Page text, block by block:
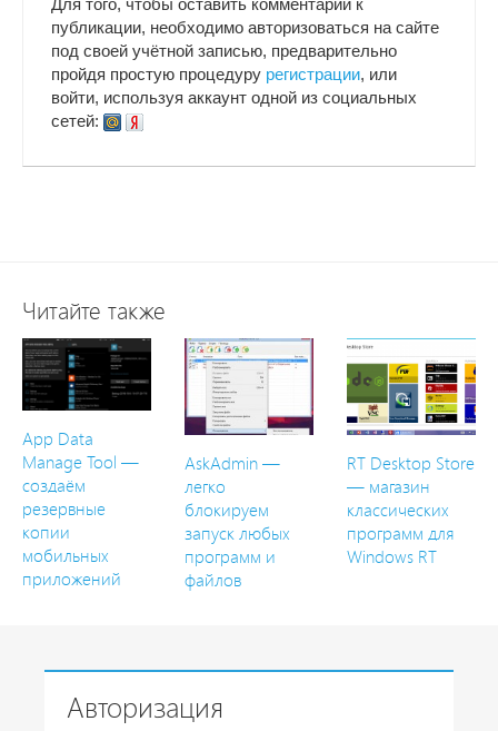
публикации, необходимо авторизоваться на сайте
под своей учётной записью, предварительно
пройдя простую процедуру регистрации, или
войти, используя аккаунт одной из социальных
сетей:
Читайте также
App Data
Manage Tool —
создаём
резервные
копии
мобильных
приложений
AskAdmin —
легко
блокируем
запуск любых
программ и
файлов
RT Desktop Store
— магазин
классических
программ для
Windows RT
Авторизация